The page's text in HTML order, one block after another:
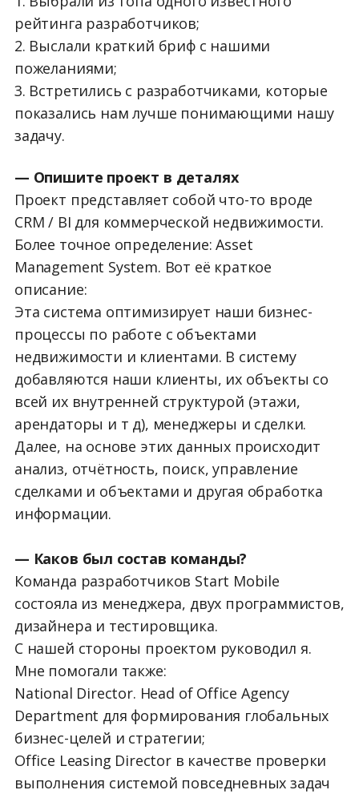
рейтинга разработчиков;
2. Выслали краткий бриф с нашими
пожеланиями;
3. Встретились с разработчиками, которые
показались нам лучше понимающими нашу
задачу.
— Опишите проект в деталях
Проект представляет собой что-то вроде
CRM / BI для коммерческой недвижимости.
Более точное определение: Asset
Management System. Вот её краткое
описание:
Эта система оптимизирует наши бизнес-
процессы по работе с объектами
недвижимости и клиентами. В систему
добавляются наши клиенты, их объекты со
всей их внутренней структурой (этажи,
арендаторы и т д), менеджеры и сделки.
Далее, на основе этих данных происходит
анализ, отчётность, поиск, управление
сделками и объектами и другая обработка
информации.
— Каков был состав команды?
Команда разработчиков Start Mobile
состояла из менеджера, двух программистов,
дизайнера и тестировщика.
С нашей стороны проектом руководил я.
Мне помогали также:
National Director. Head of Office Agency
Department для формирования глобальных
бизнес-целей и стратегии;
Office Leasing Director в качестве проверки
выполнения системой повседневных задач